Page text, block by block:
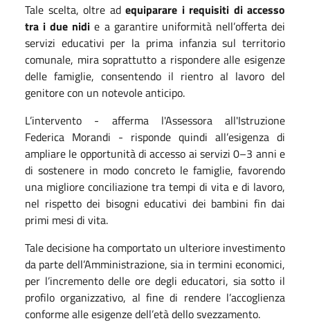
Tale scelta, oltre ad equiparare i requisiti di accesso
tra i due nidi e a garantire uniformità nell’offerta dei
servizi educativi per la prima infanzia sul territorio
comunale, mira soprattutto a rispondere alle esigenze
delle famiglie, consentendo il rientro al lavoro del
genitore con un notevole anticipo.
L’intervento - afferma l'Assessora all'Istruzione
Federica Morandi - risponde quindi all’esigenza di
ampliare le opportunità di accesso ai servizi 0–3 anni e
di sostenere in modo concreto le famiglie, favorendo
una migliore conciliazione tra tempi di vita e di lavoro,
nel rispetto dei bisogni educativi dei bambini fin dai
primi mesi di vita.
Tale decisione ha comportato un ulteriore investimento
da parte dell’Amministrazione, sia in termini economici,
per l’incremento delle ore degli educatori, sia sotto il
profilo organizzativo, al fine di rendere l’accoglienza
conforme alle esigenze dell’età dello svezzamento.